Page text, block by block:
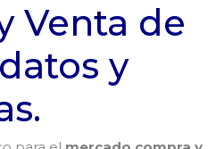
Venta de
y